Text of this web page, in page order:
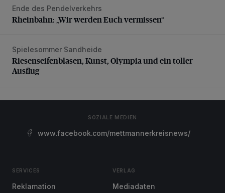
Rheinbahn: „Wir werden Euch vermissen“
Ende des Pendelverkehrs
Rheinbahn: „Wir werden Euch vermissen“
Riesenseifenblasen, Kunst, Olympia und ein toller Ausflug
Spielesommer Sandheide
Riesenseifenblasen, Kunst, Olympia und ein toller
Ausflug
SOZIALE MEDIEN
www.facebook.com/mettmannerkreisnews/
SERVICES
Reklamation
VERLAG
Mediadaten